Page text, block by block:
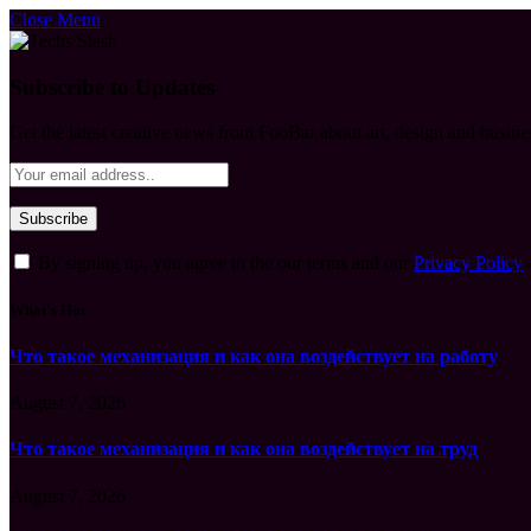
Close Menu
Privacy Policy
Что такое механизация и как она воздействует на работу
Что такое механизация и как она воздействует на труд